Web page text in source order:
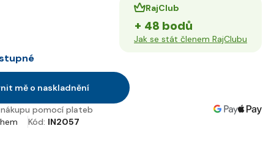
RajClub
+ 48 bodů
Jak se stát členem RajClubu
mě o naskladnění
pomocí plateb
Kód: IN2057